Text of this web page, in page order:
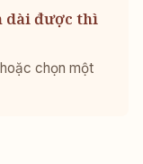
dài được thì
chọn một